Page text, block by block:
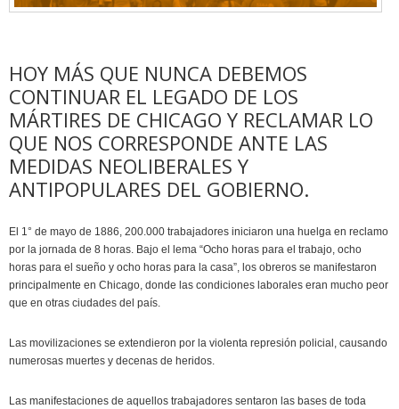
HOY MÁS QUE NUNCA DEBEMOS
CONTINUAR EL LEGADO DE LOS
MÁRTIRES DE CHICAGO Y RECLAMAR LO
QUE NOS CORRESPONDE ANTE LAS
MEDIDAS NEOLIBERALES Y
ANTIPOPULARES DEL GOBIERNO.
El 1° de mayo de 1886, 200.000 trabajadores iniciaron una huelga en reclamo
por la jornada de 8 horas. Bajo el lema “Ocho horas para el trabajo, ocho
horas para el sueño y ocho horas para la casa”, los obreros se manifestaron
principalmente en Chicago, donde las condiciones laborales eran mucho peor
que en otras ciudades del país.
Las movilizaciones se extendieron por la violenta represión policial, causando
numerosas muertes y decenas de heridos.
Las manifestaciones de aquellos trabajadores sentaron las bases de toda